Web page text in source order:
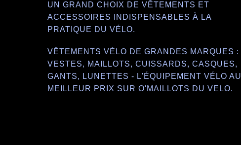
UN GRAND CHOIX DE VÊTEMENTS ET
ACCESSOIRES INDISPENSABLES À LA
PRATIQUE DU VÉLO.
VÊTEMENTS VÉLO DE GRANDES MARQUES :
VESTES, MAILLOTS, CUISSARDS, CASQUES,
GANTS, LUNETTES - L'ÉQUIPEMENT VÉLO AU
MEILLEUR PRIX SUR O'MAILLOTS DU VELO.